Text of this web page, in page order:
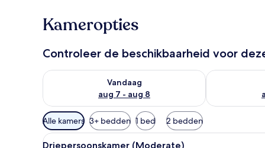
Kameropties
Controleer de beschikbaarheid voor
Vandaag
aug 7 - aug 8
De beschikbaarheid controleren voor vanavond aug
De
Beschikbare
filters
voor
Alle kamers 3+ bedden 1 bed 2 bedden
Alle
Een kluis op de kamer, een
5
Driepersoonskamer (Moderate)